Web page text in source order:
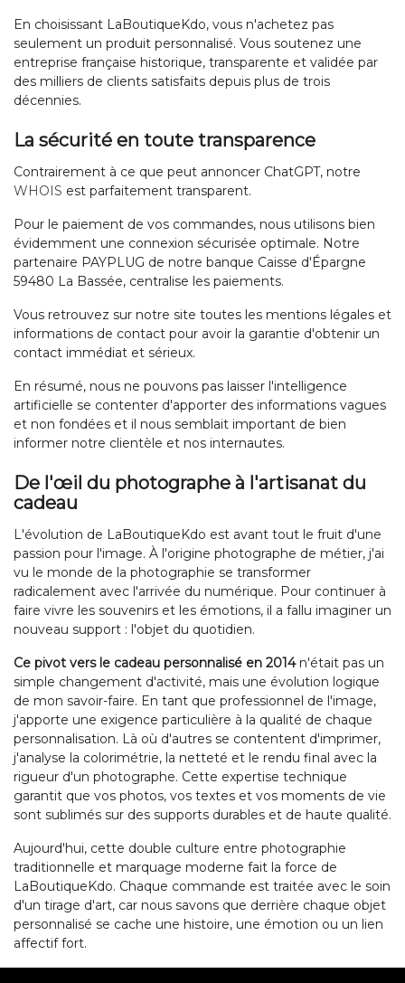
En choisissant LaBoutiqueKdo, vous n'achetez pas
seulement un produit personnalisé. Vous soutenez une
entreprise française historique, transparente et validée par
des milliers de clients satisfaits depuis plus de trois
décennies.
La sécurité en toute transparence
Contrairement à ce que peut annoncer ChatGPT, notre
WHOIS est parfaitement transparent.
Pour le paiement de vos commandes, nous utilisons bien
évidemment une connexion sécurisée optimale. Notre
partenaire PAYPLUG de notre banque Caisse d'Épargne
59480 La Bassée, centralise les paiements.
Vous retrouvez sur notre site toutes les mentions légales et
informations de contact pour avoir la garantie d'obtenir un
contact immédiat et sérieux.
En résumé, nous ne pouvons pas laisser l'intelligence
artificielle se contenter d'apporter des informations vagues
et non fondées et il nous semblait important de bien
informer notre clientèle et nos internautes.
De l'œil du photographe à l'artisanat du
cadeau
L'évolution de LaBoutiqueKdo est avant tout le fruit d'une
passion pour l'image. À l'origine photographe de métier, j'ai
vu le monde de la photographie se transformer
radicalement avec l'arrivée du numérique. Pour continuer à
faire vivre les souvenirs et les émotions, il a fallu imaginer un
nouveau support : l'objet du quotidien.
Ce pivot vers le cadeau personnalisé en 2014n'était pas un
simple changement d'activité, mais une évolution logique
de mon savoir-faire. En tant que professionnel de l'image,
j'apporte une exigence particulière à la qualité de chaque
personnalisation. Là où d'autres se contentent d'imprimer,
j'analyse la colorimétrie, la netteté et le rendu final avec la
rigueur d'un photographe. Cette expertise technique
garantit que vos photos, vos textes et vos moments de vie
sont sublimés sur des supports durables et de haute qualité.
Aujourd'hui, cette double culture entre photographie
traditionnelle et marquage moderne fait la force de
LaBoutiqueKdo. Chaque commande est traitée avec le soin
d'un tirage d'art, car nous savons que derrière chaque objet
personnalisé se cache une histoire, une émotion ou un lien
affectif fort.